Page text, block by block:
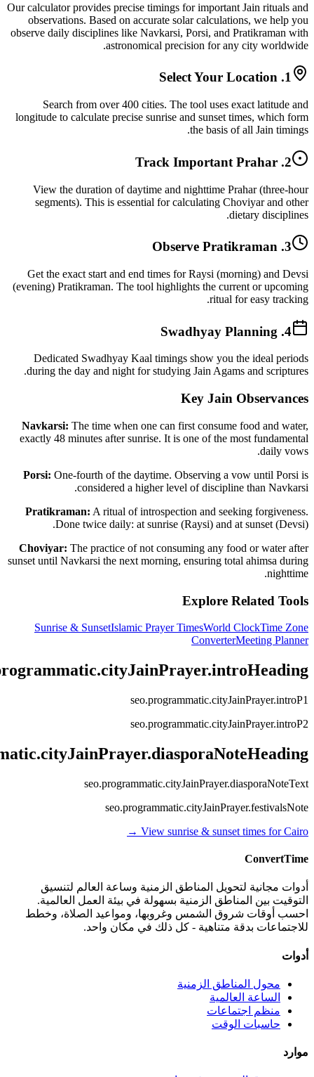
Our calculator provides precise timings for important Jain rituals and
observations. Based on accurate solar calculations, we help you
observe daily disciplines like Navkarsi, Porsi, and Pratikraman with
astronomical precision for any city worldwide.
1. Select Your Location
Search from over 400 cities. The tool uses exact latitude and
longitude to calculate precise sunrise and sunset times, which form
the basis of all Jain timings.
2. Track Important Prahar
View the duration of daytime and nighttime Prahar (three-hour
segments). This is essential for calculating Choviyar and other
dietary disciplines.
3. Observe Pratikraman
Get the exact start and end times for Raysi (morning) and Devsi
(evening) Pratikraman. The tool highlights the current or upcoming
ritual for easy tracking.
4. Swadhyay Planning
Dedicated Swadhyay Kaal timings show you the ideal periods
during the day and night for studying Jain Agams and scriptures.
Key Jain Observances
Navkarsi: The time when one can first consume food and water,
exactly 48 minutes after sunrise. It is one of the most fundamental
daily vows.
Porsi: One-fourth of the daytime. Observing a vow until Porsi is
considered a higher level of discipline than Navkarsi.
Pratikraman: A ritual of introspection and seeking forgiveness.
Done twice daily: at sunrise (Raysi) and at sunset (Devsi).
Choviyar: The practice of not consuming any food or water after
sunset until Navkarsi the next morning, ensuring total ahimsa during
nighttime.
Explore Related Tools
Sunrise & SunsetIslamic Prayer TimesWorld ClockTime Zone
ConverterMeeting Planner
seo.programmatic.cityJainPrayer.introP1
seo.programmatic.cityJainPrayer.introP2
seo.programmatic.cityJainPrayer.diasporaNoteText
seo.programmatic.cityJainPrayer.festivalsNote
View sunrise & sunset times forCairo
→
ConvertTime
أدوات مجانية لتحويل المناطق الزمنية وساعة العالم لتنسيق
التوقيت بين المناطق الزمنية بسهولة في بيئة العمل العالمية.
احسب أوقات شروق الشمس وغروبها، ومواعيد الصلاة، وخطط
للاجتماعات بدقة متناهية - كل ذلك في مكان واحد.
أدوات
محول المناطق الزمنية
الساعة العالمية
منظم اجتماعات
حاسبات الوقت
موارد